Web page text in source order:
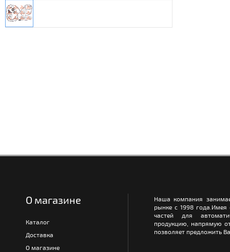
О магазине
Каталог
Доставка
О магазине
Наша компания
рынке с 1998
частей для
продукцию, напрямую
позволяет предложить